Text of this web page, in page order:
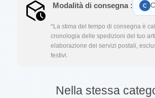
Modalità di consegna :
*La stima del tempo di consegna è
cronologia delle spedizioni del tuo
elaborazione dei servizi postali,
festivi.
Nella stessa